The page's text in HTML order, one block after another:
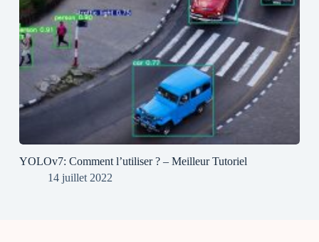
YOLOv7: Comment l’utiliser ? – Meilleur Tutoriel
14 juillet 2022